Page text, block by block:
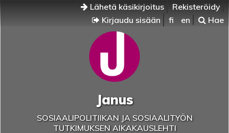
Lähetä käsikirjoitus
Rekisteröidy
Kirjaudu sisään
fi en Hae
Janus
SOSIAALIPOLITIIKAN JA SOSIAALITYÖN
TUTKIMUKSEN AIKAKAUSLEHTI